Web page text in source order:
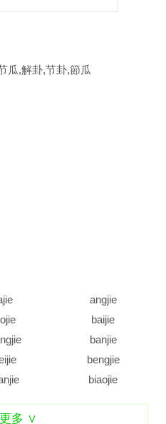
瓜,解卦,节卦,節瓜
angjie
baijie
banjie
bengjie
biaojie
多 ∨